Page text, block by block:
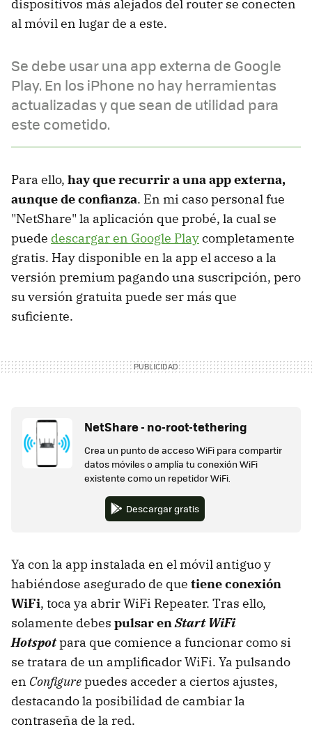
dispositivos más alejados del router se conecten
al móvil en lugar de a este.
Se debe usar una app externa de Google
Play. En los iPhone no hay herramientas
actualizadas y que sean de utilidad para
este cometido.
Para ello, hay que recurrir a una app externa,
aunque de confianza. En mi caso personal fue
"NetShare" la aplicación que probé, la cual se
puede descargar en Google Playcompletamente
gratis. Hay disponible en la app el acceso a la
versión premium pagando una suscripción, pero
su versión gratuita puede ser más que
suficiente.
NetShare - no-root-tethering
Crea un punto de acceso WiFi para compartir
datos móviles o amplía tu conexión WiFi
existente como un repetidor WiFi.
Descargar gratis
Ya con la app instalada en el móvil antiguo y
habiéndose asegurado de que tiene conexión
WiFi, toca ya abrir WiFi Repeater. Tras ello,
solamente debes pulsar enStart WiFi
Hotspotpara que comience a funcionar como si
se tratara de un amplificador WiFi. Ya pulsando
en Configurepuedes acceder a ciertos ajustes,
destacando la posibilidad de cambiar la
contraseña de la red.